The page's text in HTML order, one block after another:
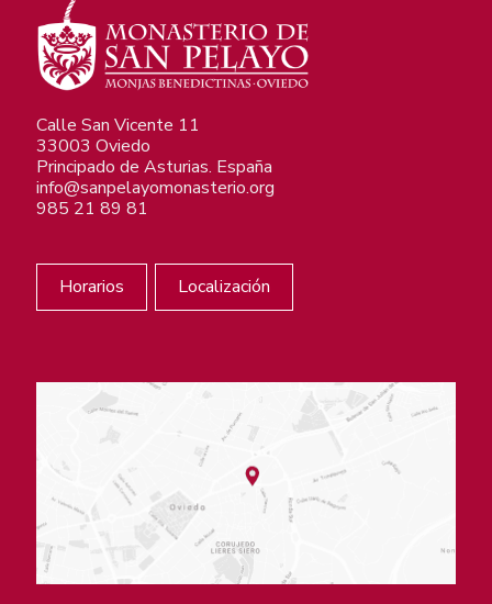
Calle San Vicente 11
33003 Oviedo
Principado de Asturias. España
info@sanpelayomonasterio.org
985 21 89 81
Horarios Localización